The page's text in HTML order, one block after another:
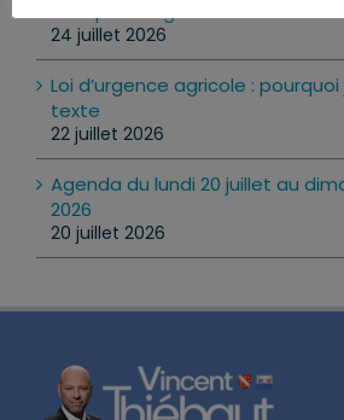
24 juillet 2026
Loi d’urgence agricole :
texte
22 juillet 2026
Agenda du lundi 20 juillet au
2026
20 juillet 2026